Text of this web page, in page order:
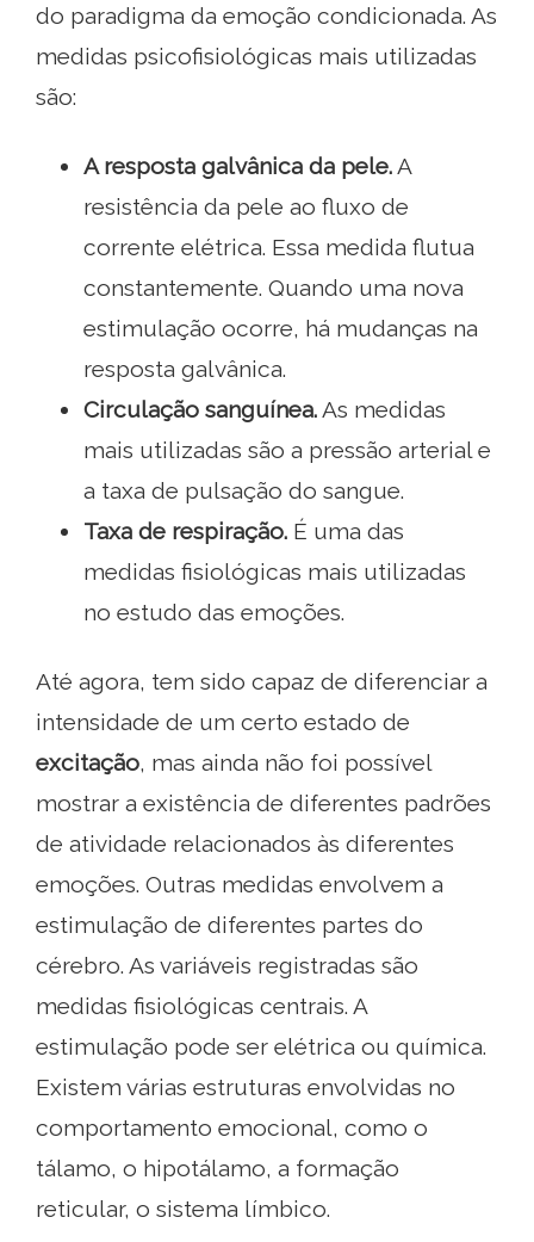
do paradigma da emoção condicionada. As
medidas psicofisiológicas mais utilizadas
são:
A resposta galvânica da pele.A
resistência da pele ao fluxo de
corrente elétrica. Essa medida flutua
constantemente. Quando uma nova
estimulação ocorre, há mudanças na
resposta galvânica.
Circulação sanguínea.As medidas
mais utilizadas são a pressão arterial e
a taxa de pulsação do sangue.
Taxa de respiração. É uma das
medidas fisiológicas mais utilizadas
no estudo das emoções.
Até agora, tem sido capaz de diferenciar a
intensidade de um certo estado de
excitação, mas ainda não foi possível
mostrar a existência de diferentes padrões
de atividade relacionados às diferentes
emoções. Outras medidas envolvem a
estimulação de diferentes partes do
cérebro. As variáveis ​​registradas são
medidas fisiológicas centrais. A
estimulação pode ser elétrica ou química.
Existem várias estruturas envolvidas no
comportamento emocional, como o
tálamo, o hipotálamo, a formação
reticular, o sistema límbico.